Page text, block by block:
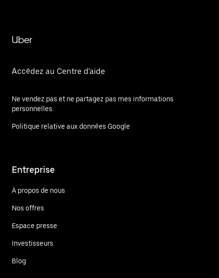
Uber
Accédez au Centre d'aide
Ne vendez pas et ne partagez pas mes informations
personnelles.
Politique relative aux données Google
Entreprise
À propos de nous
Nos offres
Espace presse
Investisseurs
Blog